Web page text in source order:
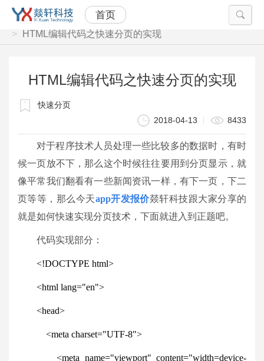
首页
当前位置： 首页
技术部落
HTML编辑代码之快速分页的实现
HTML编辑代码之快速分页的实现
快速分页
2018-04-13
8433
对于程序技术人员处理一些比较多的数据时，有时
候一页放不下，那么这个时候往往要用到分页显示，就
像平常我们翻看有一些新闻资讯一样，有下一页，下二
页等等，那么今天app开发报价燚轩科技跟大家分享的
就是如何快速实现分页技术，下面就进入到正题吧。
代码实现部分：
<!DOCTYPE html>
<html lang="en">
<head>
<meta charset="UTF-8">
<meta name="viewport" content="width=device-